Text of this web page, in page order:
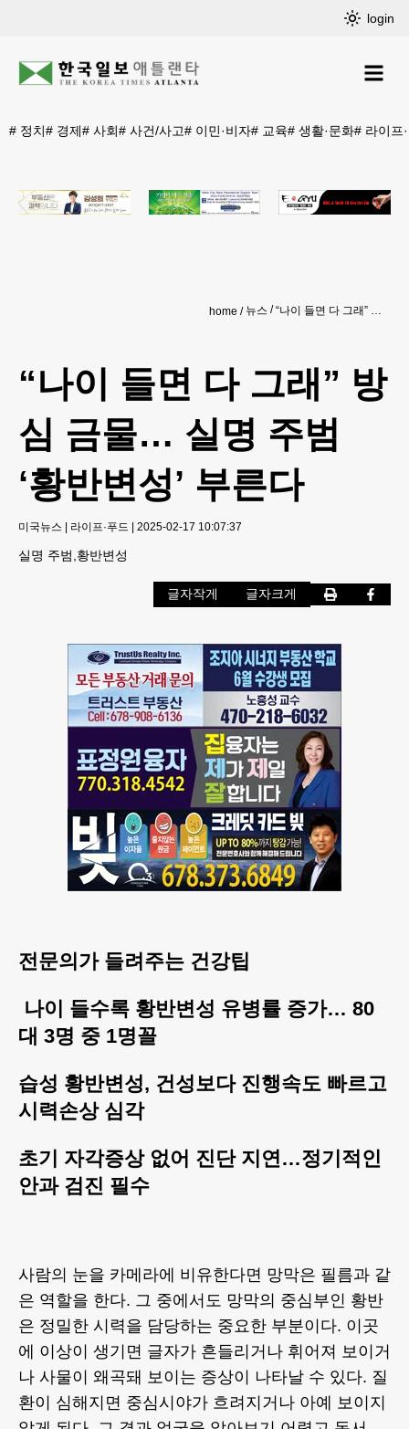
login
# 정치# 경제# 사회# 사건/사고# 이민·비자# 교육# 생활·문화# 라이프
home 뉴스 “나이 들면 다 그래” 방심 금물… 실명 주범 ‘황반변성’ 부른다
“나이 들면 다 그래” 방
심 금물… 실명 주범
‘황반변성’ 부른다
미국뉴스 | 라이프·푸드 | 2025-02-17 10:07:37
실명 주범,황반변성
글자작게 글자크게
전문의가 들려주는 건강팁
나이 들수록 황반변성 유병률 증가… 80
대 3명 중 1명꼴
습성 황반변성, 건성보다 진행속도 빠르고
시력손상 심각
초기 자각증상 없어 진단 지연…정기적인
안과 검진 필수
사람의 눈을 카메라에 비유한다면 망막은 필름과 같
은 역할을 한다. 그 중에서도 망막의 중심부인 황반
은 정밀한 시력을 담당하는 중요한 부분이다. 이곳
에 이상이 생기면 글자가 흔들리거나 휘어져 보이거
나 사물이 왜곡돼 보이는 증상이 나타날 수 있다. 질
환이 심해지면 중심시야가 흐려지거나 아예 보이지